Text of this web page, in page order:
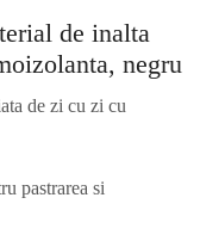
de inalta
negru
de zi cu zi cu
pastrarea si